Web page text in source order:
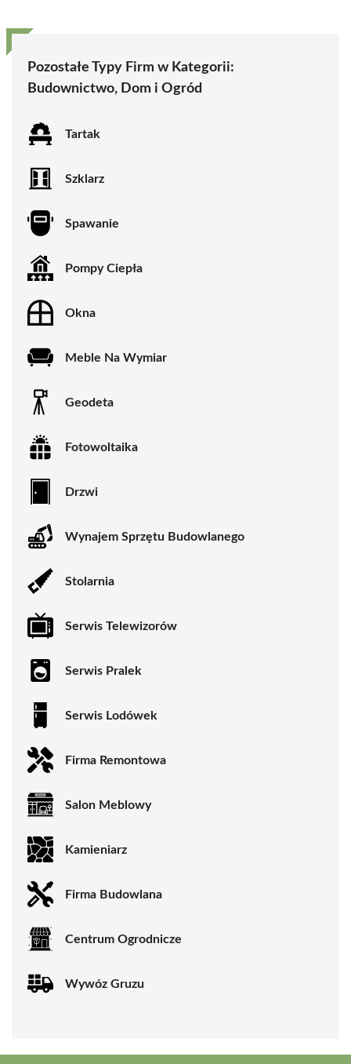
Pozostałe Typy Firm w Kategorii:
Budownictwo, Dom i Ogród
Tartak
Szklarz
Spawanie
Pompy Ciepła
Okna
Meble Na Wymiar
Geodeta
Fotowoltaika
Drzwi
Wynajem Sprzętu Budowlanego
Stolarnia
Serwis Telewizorów
Serwis Pralek
Serwis Lodówek
Firma Remontowa
Salon Meblowy
Kamieniarz
Firma Budowlana
Centrum Ogrodnicze
Wywóz Gruzu